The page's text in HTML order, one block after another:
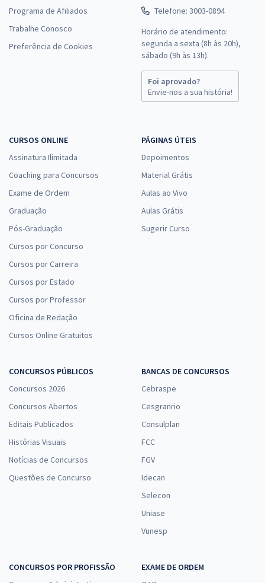
Programa de Afiliados
Trabalhe Conosco
Preferência de Cookies
Telefone: 3003-0894
Horário de atendimento:
segunda a sexta (8h às 20h),
sábado (9h às 13h).
Foi aprovado?
Envie-nos a sua história!
CURSOS ONLINE
Assinatura Ilimitada
Coaching para Concursos
Exame de Ordem
Graduação
Pós-Graduação
Cursos por Concurso
Cursos por Carreira
Cursos por Estado
Cursos por Professor
Oficina de Redação
Cursos Online Gratuitos
PÁGINAS ÚTEIS
Depoimentos
Material Grátis
Aulas ao Vivo
Aulas Grátis
Sugerir Curso
CONCURSOS PÚBLICOS
Concursos 2026
Concursos Abertos
Editais Publicados
Histórias Visuais
Notícias de Concursos
Questões de Concurso
BANCAS DE CONCURSOS
Cebraspe
Cesgranrio
Consulplan
FCC
FGV
Idecan
Selecon
Uniase
Vunesp
CONCURSOS POR PROFISSÃO
EXAME DE ORDEM